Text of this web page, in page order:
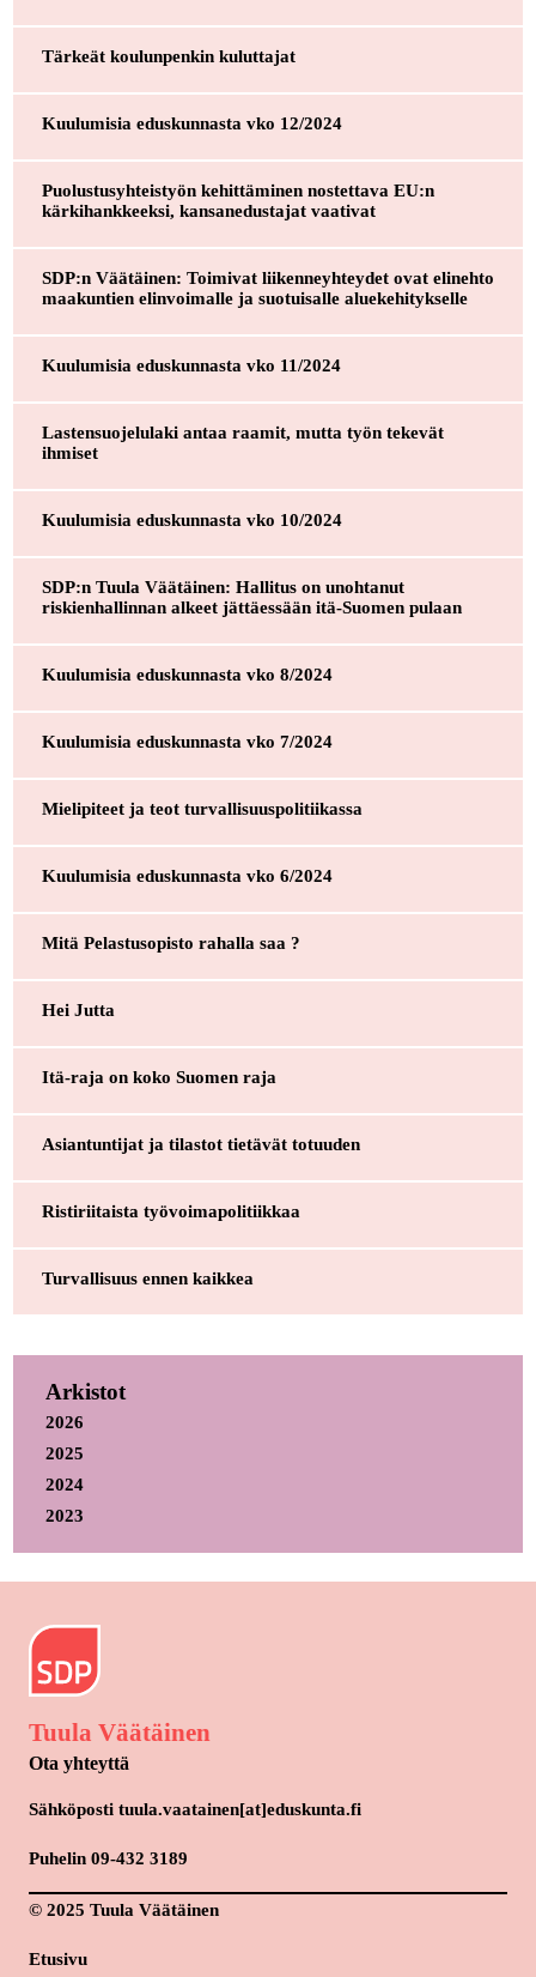
Tärkeät koulunpenkin kuluttajat
Kuulumisia eduskunnasta vko 12/2024
Puolustusyhteistyön kehittäminen nostettava EU:n
kärkihankkeeksi, kansanedustajat vaativat
SDP:n Väätäinen: Toimivat liikenneyhteydet ovat elinehto
maakuntien elinvoimalle ja suotuisalle aluekehitykselle
Kuulumisia eduskunnasta vko 11/2024
Lastensuojelulaki antaa raamit, mutta työn tekevät
ihmiset
Kuulumisia eduskunnasta vko 10/2024
SDP:n Tuula Väätäinen: Hallitus on unohtanut
riskienhallinnan alkeet jättäessään itä-Suomen pulaan
Kuulumisia eduskunnasta vko 8/2024
Kuulumisia eduskunnasta vko 7/2024
Mielipiteet ja teot turvallisuuspolitiikassa
Kuulumisia eduskunnasta vko 6/2024
Mitä Pelastusopisto rahalla saa ?
Hei Jutta
Itä-raja on koko Suomen raja
Asiantuntijat ja tilastot tietävät totuuden
Ristiriitaista työvoimapolitiikkaa
Turvallisuus ennen kaikkea
Arkistot
2026
2025
2024
2023
Tuula Väätäinen
Ota yhteyttä
Sähköposti tuula.vaatainen[at]eduskunta.fi
Puhelin 09-432 3189
© 2025 Tuula Väätäinen
Etusivu